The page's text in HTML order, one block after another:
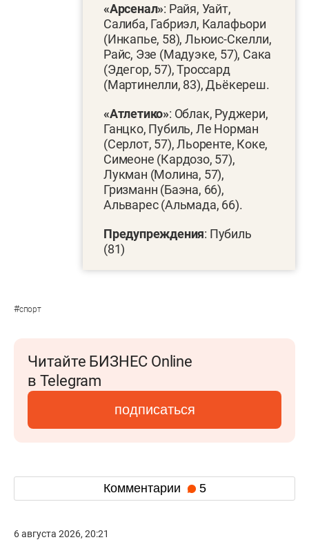
«Арсенал»: Райя, Уайт,
Салиба, Габриэл, Калафьори
(Инкапье, 58), Льюис-Скелли,
Райс, Эзе (Мадуэке, 57), Сака
(Эдегор, 57), Троссард
(Мартинелли, 83), Дьёкереш.
«Атлетико»: Облак, Руджери,
Ганцко, Пубиль, Ле Норман
(Серлот, 57), Льоренте, Коке,
Симеоне (Кардозо, 57),
Лукман (Молина, 57),
Гризманн (Баэна, 66),
Альварес (Альмада, 66).
Предупреждения: Пубиль
(81)
#спорт
Читайте БИЗНЕС Online
в Telegram
подписаться
Комментарии 5
6 августа 2026, 20:21